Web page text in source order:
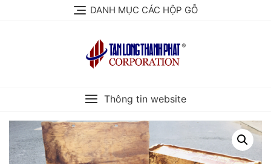
DANH MỤC CÁC HỘP GỖ
Thông tin website